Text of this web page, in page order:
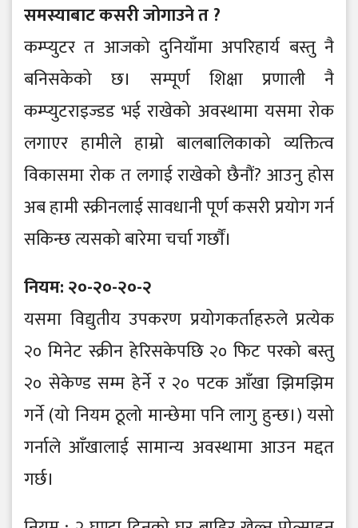
समस्याबाट कसरी जोगाउने त ?
कम्प्युटर त आजको दुनियाँमा अपरिहार्य बस्तु नै
बनिसकेको छ। सम्पूर्ण शिक्षा प्रणाली नै
कम्प्युटराइज्डड भई राखेको अवस्थामा यसमा रोक
लगाएर हामीले हाम्रो बालबालिकाको व्यक्तित्व
विकासमा रोक त लगाई राखेको छैनौं? आउनु होस
अब हामी स्क्रीनलाई सावधानी पूर्ण कसरी प्रयोग गर्न
सकिन्छ त्यसको बारेमा चर्चा गर्छाैं।
नियम: २०-२०-२०-२
यसमा विद्युतीय उपकरण प्रयोगकर्ताहरुले प्रत्येक
२० मिनेट स्क्रीन हेरिसकेपछि २० फिट परको बस्तु
२० सेकेण्ड सम्म हेर्ने र २० पटक आँखा झिमझिम
गर्ने (यो नियम ठूलो मान्छेमा पनि लागु हुन्छ।) यसो
गर्नाले आँखालाई सामान्य अवस्थामा आउन मद्दत
गर्छ।